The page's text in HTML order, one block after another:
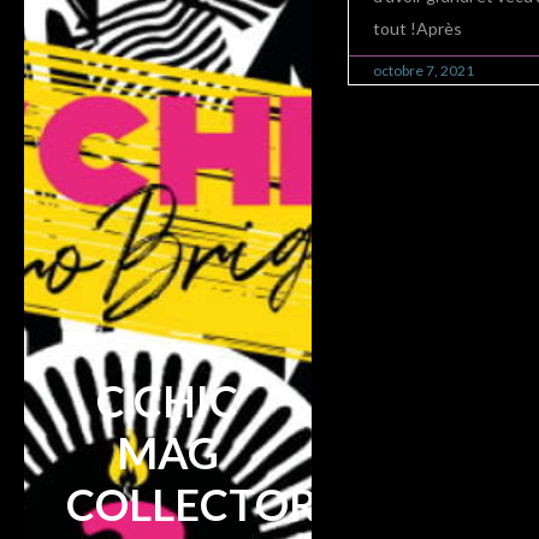
C'CHIC
MAG
COLLECTOR
tout !Après
octobre 7, 2021